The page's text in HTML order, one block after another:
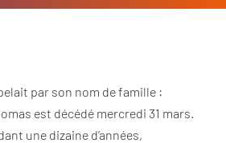
par son nom de famille :
est décédé mercredi 31 mars.
une dizaine d’années,